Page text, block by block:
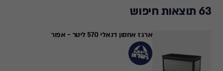
63 תוצאות חיפוש
ארגז אחסון דנאלי 570 ליטר - אפור